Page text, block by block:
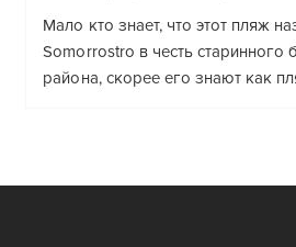
Мало кто знает, что этот пляж
Somorrostro в честь старинного
района, скорее его знают как